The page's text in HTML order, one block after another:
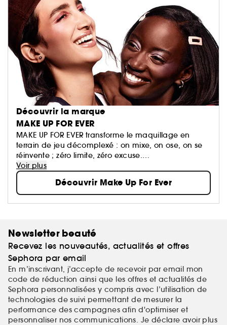
Découvrir la marque
MAKE UP FOR EVER
MAKE UP FOR EVER transforme le maquillage en
terrain de jeu décomplexé : on mixe, on ose, on se
réinvente ; zéro limite, zéro excuse.
Ses formules haute performance suivent le rythme et
subliment toutes les carnations, quoi qu’il arrive.
Voir plus
Découvrir Make Up For Ever
Newsletter beauté
Recevez les nouveautés, actualités et offres
Sephora par email
En m’inscrivant, j’accepte de recevoir par email mon
code de réduction ainsi que les offres et actualités de
Sephora personnalisées y compris avec l’utilisation de
technologies de suivi permettant de mesurer la
performance des campagnes afin d'optimiser et
personnaliser nos communications. Je déclare avoir plus